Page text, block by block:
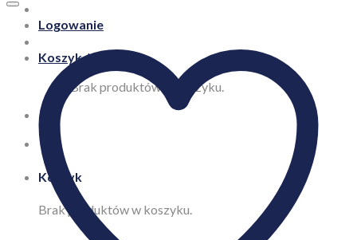
Logowanie
Koszyk /0,00
Brak produktów w koszyku.
Koszyk
Brak produktów w koszyku.